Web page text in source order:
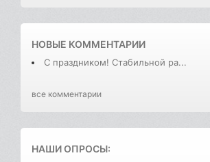
НОВЫЕ КОММЕНТАРИИ
С праздником! Стабильной ра...
все комментарии
НАШИ ОПРОСЫ: